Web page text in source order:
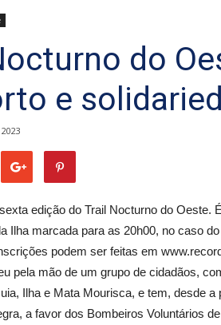
do
e
edição do Trail Nocturno do Oeste.
Ilha marcada para as 20h00, no caso
podem ser feitas em
pela mão de um grupo de cidadãos,
Ilha e Mata Mourisca, e tem, desde
a favor dos Bombeiros Voluntários